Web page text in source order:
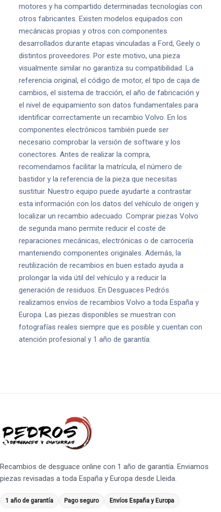
motores y ha compartido determinadas tecnologías con
otros fabricantes. Existen modelos equipados con
mecánicas propias y otros con componentes
desarrollados durante etapas vinculadas a Ford, Geely o
distintos proveedores. Por este motivo, una pieza
visualmente similar no garantiza su compatibilidad. La
referencia original, el código de motor, el tipo de caja de
cambios, el sistema de tracción, el año de fabricación y
el nivel de equipamiento son datos fundamentales para
identificar correctamente un recambio Volvo. En los
componentes electrónicos también puede ser
necesario comprobar la versión de software y los
conectores. Antes de realizar la compra,
recomendamos facilitar la matrícula, el número de
bastidor y la referencia de la pieza que necesitas
sustituir. Nuestro equipo puede ayudarte a contrastar
esta información con los datos del vehículo de origen y
localizar un recambio adecuado. Comprar piezas Volvo
de segunda mano permite reducir el coste de
reparaciones mecánicas, electrónicas o de carrocería
manteniendo componentes originales. Además, la
reutilización de recambios en buen estado ayuda a
prolongar la vida útil del vehículo y a reducir la
generación de residuos. En Desguaces Pedrós
realizamos envíos de recambios Volvo a toda España y
Europa. Las piezas disponibles se muestran con
fotografías reales siempre que es posible y cuentan con
atención profesional y 1 año de garantía.
Recambios de desguace online con 1 año de garantía. Enviamos
piezas revisadas a toda España y Europa desde Lleida.
1 año de garantía Pago seguro Envíos España y Europa